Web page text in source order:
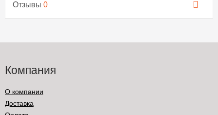
Отзывы 0
Компания
О компании
Доставка